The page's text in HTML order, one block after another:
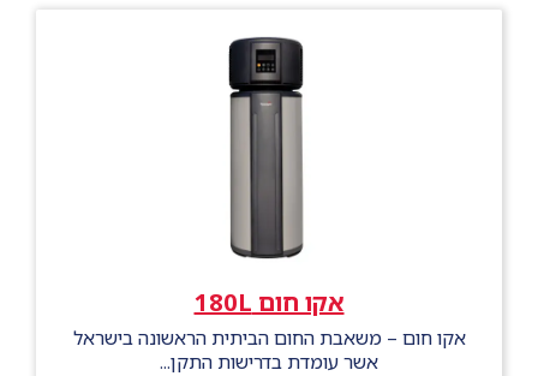
אקו חום 180L
אקו חום – משאבת החום הביתית הראשונה בישראל
אשר עומדת בדרישות התקן...